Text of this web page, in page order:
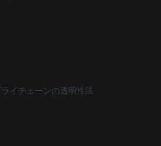
イチェーンの透明性法